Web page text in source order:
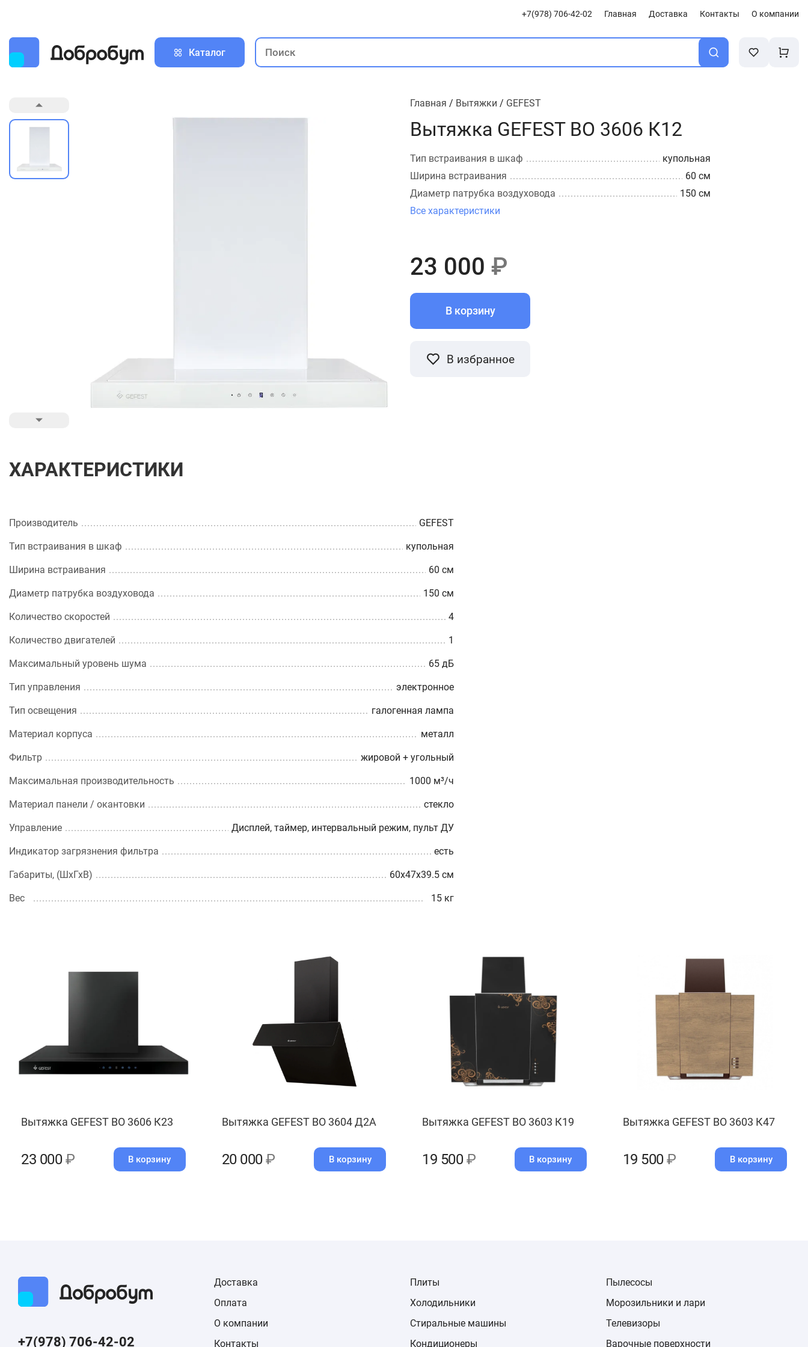
+7(978) 706-42-02 Главная Доставка Контакты О компании
Каталог
Главная / Вытяжки / GEFEST
Вытяжка GEFEST ВО 3606 К12
Тип встраивания в шкаф
купольная
Ширина встраивания
60 см
Диаметр патрубка воздуховода
150 cм
Все характеристики
23 000 ₽
В корзину
В избранное
ХАРАКТЕРИСТИКИ
Производитель GEFEST
Тип встраивания в шкаф купольная
Ширина встраивания 60 см
Диаметр патрубка воздуховода 150 cм
Количество скоростей 4
Количество двигателей 1
Максимальный уровень шума 65 дБ
Тип управления электронное
Тип освещения галогенная лампа
Материал корпуса металл
Фильтр жировой + угольный
Максимальная производительность 1000 м³/ч
Материал панели / окантовки стекло
Управление Дисплей, таймер, интервальный режим, пульт ДУ
Индикатор загрязнения фильтра есть
Габариты, (ШхГхВ) 60x47x39.5 см
Вес 15 кг
Вытяжка GEFEST ВО 3606 К23
23 000₽ В корзину
Вытяжка GEFEST ВО 3604 Д2А
20 000₽ В корзину
Вытяжка GEFEST ВО 3603 К19
19 500₽ В корзину
Вытяжка GEFEST ВО 3603 К47
19 500₽ В корзину
+7(978) 706-42-02
Доставка
Оплата
О компании
Контакты
Плиты
Холодильники
Стиральные машины
Кондиционеры
Пылесосы
Морозильники и лари
Телевизоры
Варочные поверхности